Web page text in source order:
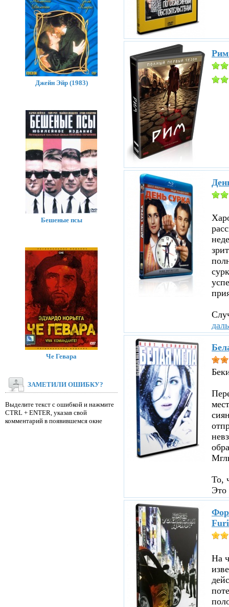
Рим
То,
На
Джейн Эйр (1983)
Бешеные псы
Че Гевара
ЗАМЕТИЛИ ОШИБКУ?
Выделите текст с ошибкой и нажмите
CTRL + ENTER, указав свой
комментарий в появившемся окне